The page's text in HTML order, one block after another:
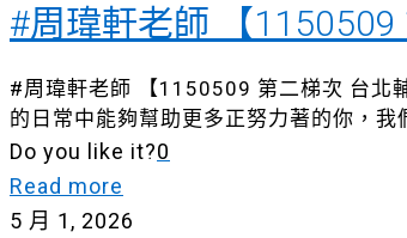
#周瑋軒老師 【
#周瑋軒老師 【1150509 第二梯次 台北
的日常中能夠幫助更多正努力著的你，
Do you like it?0
Read more
5 月 1, 2026